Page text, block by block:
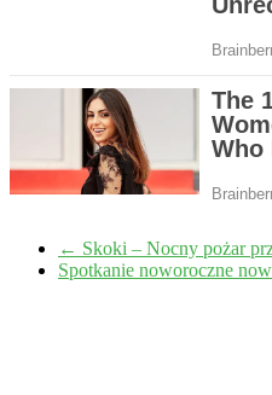
← Skoki – Nocny pożar
Spotkanie noworoczne